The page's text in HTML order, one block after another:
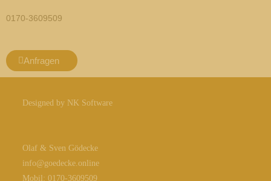
0170-3609509
Anfragen
Designed by NK Software
Olaf & Sven Gödecke
info@goedecke.online
Mobil: 0170-3609509